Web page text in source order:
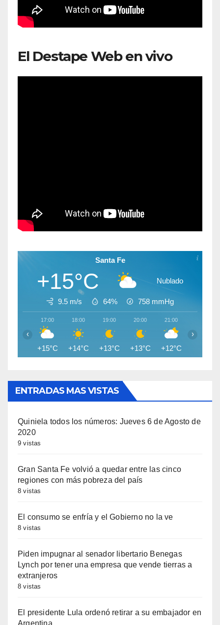
El Destape Web en vivo
Santa Fe
+15°C Nublado
9.5 m/s 64% 758 mmHg
17:00
+15°C
18:00
+14°C
19:00
+13°C
20:00
+13°C
21:00
+12°C
‹ ›
ENTRADAS MAS VISTAS
Quiniela todos los números: Jueves 6 de Agosto de
2020
9 vistas
Gran Santa Fe volvió a quedar entre las cinco
regiones con más pobreza del país
8 vistas
El consumo se enfría y el Gobierno no la ve
8 vistas
Piden impugnar al senador libertario Benegas
Lynch por tener una empresa que vende tierras a
extranjeros
8 vistas
El presidente Lula ordenó retirar a su embajador en
Argentina